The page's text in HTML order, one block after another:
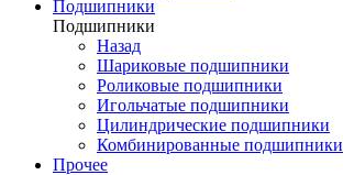
Подшипники
Подшипники
Назад
Шариковые подшипники
Роликовые подшипники
Игольчатые подшипники
Цилиндрические подшипники
Комбинированные подшипники
Прочее